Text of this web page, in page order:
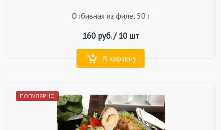
Отбивная из филе, 50 г
160руб. /10 шт
В корзину
ПОПУЛЯРНО